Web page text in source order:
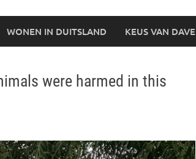
WONEN IN DUITSLAND KEUS VAN DAVE
were harmed in this